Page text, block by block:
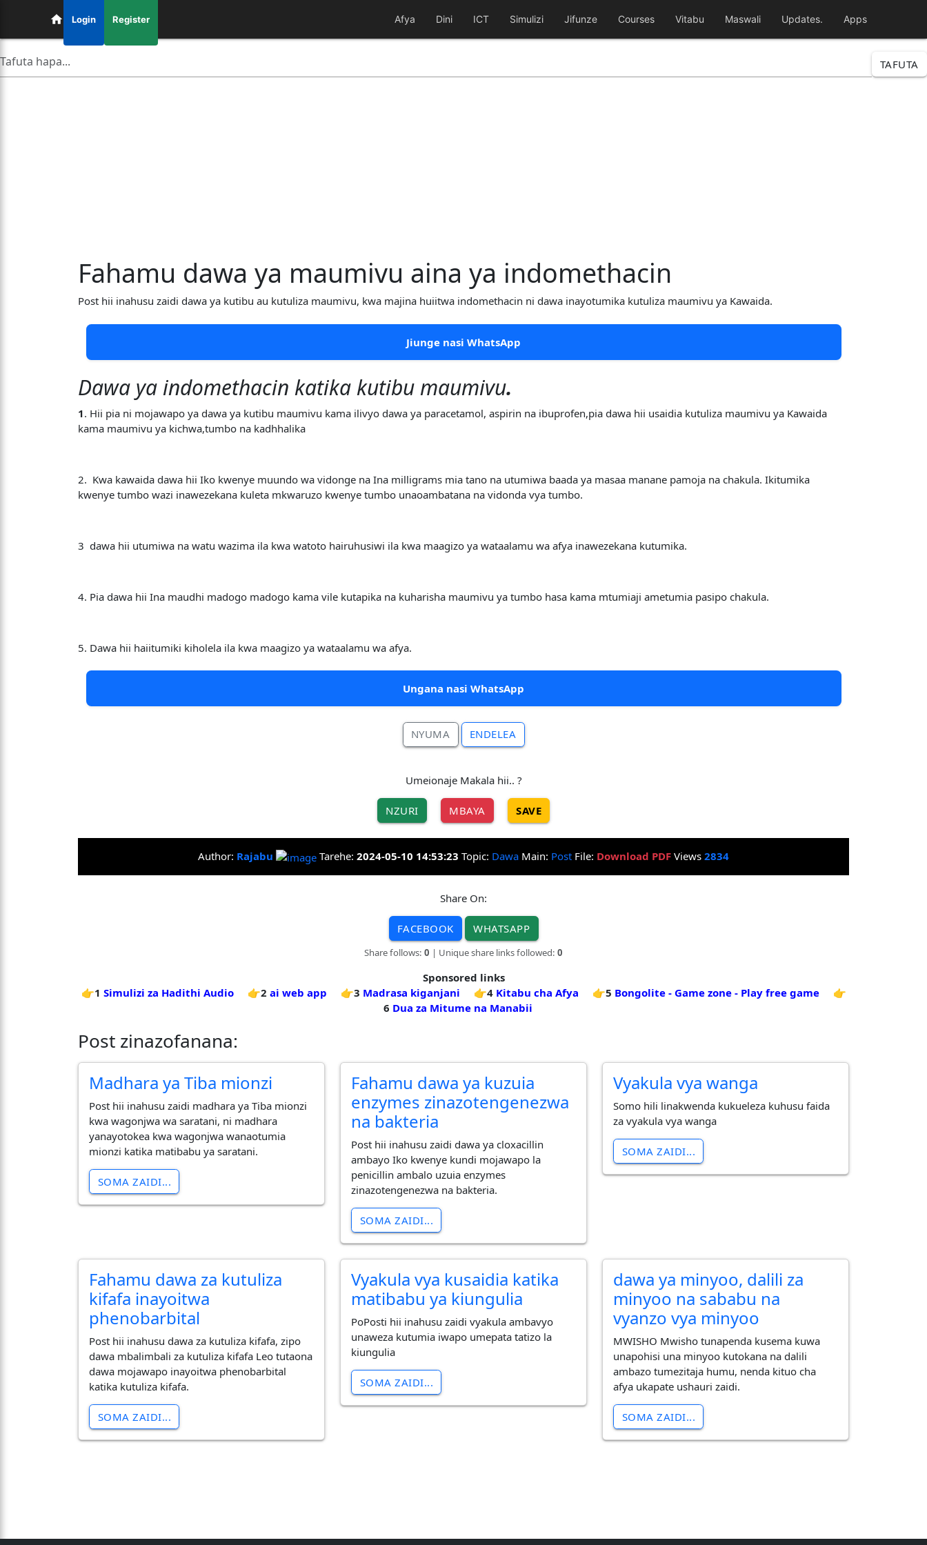
Login Register Afya Dini ICT Simulizi Jifunze Courses Vitabu Maswali Updates. Apps
TAFUTA
Fahamu dawa ya maumivu aina ya indomethacin
Post hii inahusu zaidi dawa ya kutibu au kutuliza maumivu, kwa majina huiitwa indomethacin ni dawa inayotumika kutuliza maumivu ya Kawaida.
Jiunge nasi WhatsApp
Dawa ya indomethacin katika kutibu maumivu.
1. Hii pia ni mojawapo ya dawa ya kutibu maumivu kama ilivyo dawa ya paracetamol, aspirin na ibuprofen,pia dawa hii usaidia kutuliza maumivu ya Kawaida
kama maumivu ya kichwa,tumbo na kadhhalika
2. Kwa kawaida dawa hii Iko kwenye muundo wa vidonge na Ina milligrams mia tano na utumiwa baada ya masaa manane pamoja na chakula. Ikitumika
kwenye tumbo wazi inawezekana kuleta mkwaruzo kwenye tumbo unaoambatana na vidonda vya tumbo.
3 dawa hii utumiwa na watu wazima ila kwa watoto hairuhusiwi ila kwa maagizo ya wataalamu wa afya inawezekana kutumika.
4. Pia dawa hii Ina maudhi madogo madogo kama vile kutapika na kuharisha maumivu ya tumbo hasa kama mtumiaji ametumia pasipo chakula.
5. Dawa hii haiitumiki kiholela ila kwa maagizo ya wataalamu wa afya.
Ungana nasi WhatsApp
NYUMA ENDELEA
Umeionaje Makala hii.. ?
NZURI MBAYA SAVE
Author: Rajabu Tarehe: 2024-05-10 14:53:23 Topic: Dawa Main: Post File: Download PDF Views 2834
Share On:
FACEBOOK WHATSAPP
Share follows: 0 | Unique share links followed: 0
Sponsored links
👉1 Simulizi za Hadithi Audio 👉2 ai web app 👉3 Madrasa kiganjani 👉4 Kitabu cha Afya 👉5 Bongolite - Game zone - Play free game
👉
6 Dua za Mitume na Manabii
Post zinazofanana:
Madhara ya Tiba mionzi
Post hii inahusu zaidi madhara ya Tiba mionzi
kwa wagonjwa wa saratani, ni madhara
yanayotokea kwa wagonjwa wanaotumia
mionzi katika matibabu ya saratani.
SOMA ZAIDI...
Fahamu dawa ya kuzuia
enzymes zinazotengenezwa
na bakteria
Post hii inahusu zaidi dawa ya cloxacillin
ambayo Iko kwenye kundi mojawapo la
penicillin ambalo uzuia enzymes
zinazotengenezwa na bakteria.
SOMA ZAIDI...
Vyakula vya wanga
Somo hili linakwenda kukueleza kuhusu faida
za vyakula vya wanga
SOMA ZAIDI...
Fahamu dawa za kutuliza
kifafa inayoitwa
phenobarbital
Post hii inahusu dawa za kutuliza kifafa, zipo
dawa mbalimbali za kutuliza kifafa Leo tutaona
dawa mojawapo inayoitwa phenobarbital
katika kutuliza kifafa.
SOMA ZAIDI...
Vyakula vya kusaidia katika
matibabu ya kiungulia
PoPosti hii inahusu zaidi vyakula ambavyo
unaweza kutumia iwapo umepata tatizo la
kiungulia
SOMA ZAIDI...
dawa ya minyoo, dalili za
minyoo na sababu na
vyanzo vya minyoo
MWISHO Mwisho tunapenda kusema kuwa
unapohisi una minyoo kutokana na dalili
ambazo tumezitaja humu, nenda kituo cha
afya ukapate ushauri zaidi.
SOMA ZAIDI...